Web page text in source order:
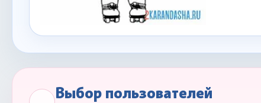
Выбор пользователей